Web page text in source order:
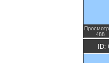
488